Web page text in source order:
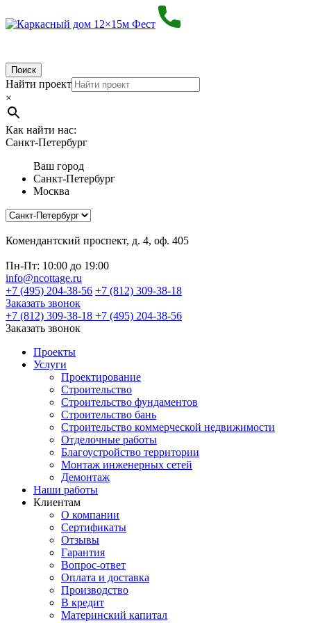
Поиск
Найти проект
×
Как найти нас:
Санкт-Петербург
Ваш город
Санкт-Петербург
Москва
Комендантский проспект, д. 4, оф. 405
Пн-Пт: 10:00 до 19:00
info@ncottage.ru
+7 (495) 204-38-56 +7 (812) 309-38-18
Заказать звонок
+7 (812) 309-38-18 +7 (495) 204-38-56
Заказать звонок
Проекты
Услуги
Проектирование
Строительство
Строительство фундаментов
Строительство бань
Строительство коммерческой недвижимости
Отделочные работы
Благоустройство территории
Монтаж инженерных сетей
Демонтаж
Наши работы
Клиентам
О компании
Сертификаты
Отзывы
Гарантия
Вопрос-ответ
Оплата и доставка
Производство
В кредит
Материнский капитал